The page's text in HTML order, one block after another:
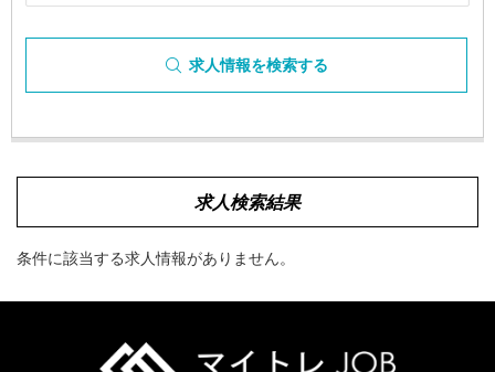
求人情報を検索する
求人検索結果
条件に該当する求人情報がありません。